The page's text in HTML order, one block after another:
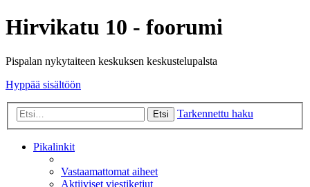
Hirvikatu 10 - foorumi
Pispalan nykytaiteen keskuksen keskustelupalsta
Hyppää sisältöön
Etsi Tarkennettu haku
Pikalinkit
Vastaamattomat aiheet
Aktiiviset viestiketjut